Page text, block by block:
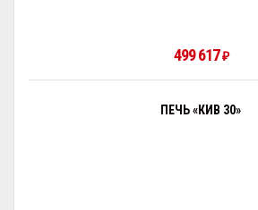
499 617₽
ПЕЧЬ «КИВ 30»